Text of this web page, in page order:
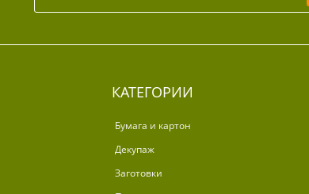
КАТЕГОРИИ
Бумага и картон
Декупаж
Заготовки